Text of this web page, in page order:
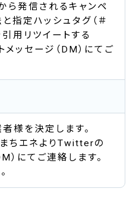
ら発信されるキャンペ
指定ハッシュタグ（＃
用リツイートする
ッセージ（DM）にてご
様を決定します。
ちエネよりTwitterの
）にてご連絡します。